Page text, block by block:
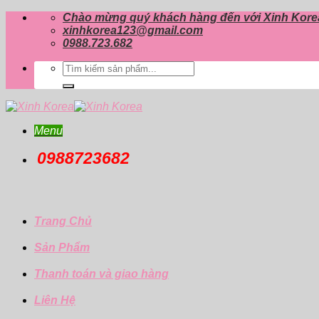
Skip
Chào mừng quý khách hàng đến với Xinh
xinhkorea123@gmail.com
0988.723.682
Tìm
kiếm:
Menu
0988723682
Trang Chủ
Sản Phẩm
Thanh toán và giao hàng
Liên Hệ